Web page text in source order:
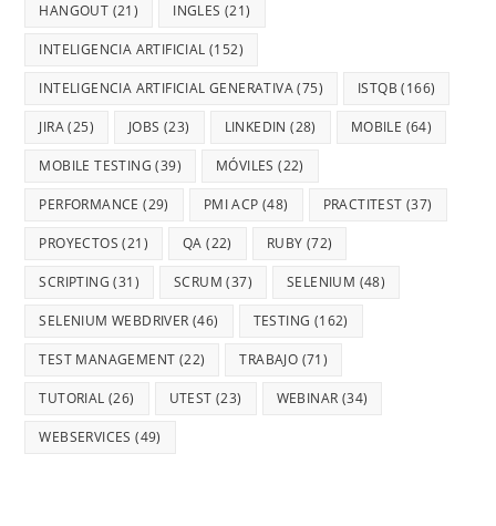
HANGOUT (21) INGLES (21)
INTELIGENCIA ARTIFICIAL (152)
INTELIGENCIA ARTIFICIAL GENERATIVA(75) ISTQB (166)
JIRA(25) JOBS (23) LINKEDIN (28) MOBILE (64)
MOBILE TESTING (39) MÓVILES (22)
PERFORMANCE (29) PMI ACP (48) PRACTITEST (37)
PROYECTOS (21) QA (22) RUBY (72)
SCRIPTING (31) SCRUM (37) SELENIUM (48)
SELENIUM WEBDRIVER (46) TESTING (162)
TEST MANAGEMENT (22) TRABAJO (71)
TUTORIAL (26) UTEST (23) WEBINAR (34)
WEBSERVICES (49)